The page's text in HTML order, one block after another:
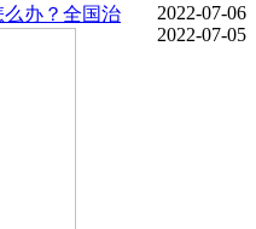
2022-07-06
么办？全国治
2022-07-05